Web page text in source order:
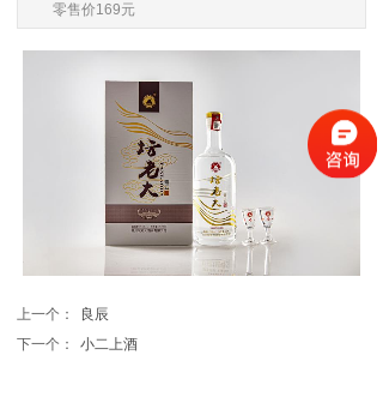
零售价169元
上一个：
良辰
下一个：
小二上酒